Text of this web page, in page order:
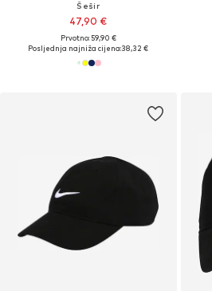
Šešir
47,90 €
Prvotno: 59,90 €
Posljednja najniža cijena:38,32 €